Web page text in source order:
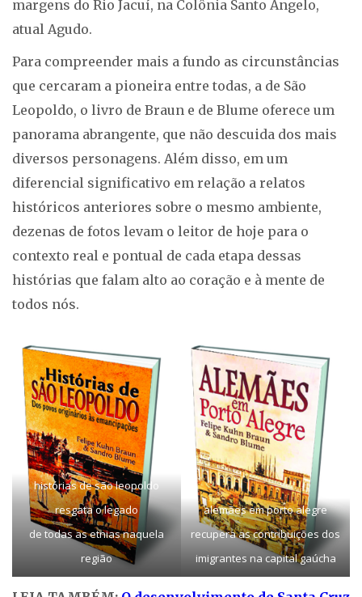
margens do Rio Jacuí, na Colônia Santo Ângelo,
atual Agudo.
Para compreender mais a fundo as circunstâncias
que cercaram a pioneira entre todas, a de São
Leopoldo, o livro de Braun e de Blume oferece um
panorama abrangente, que não descuida dos mais
diversos personagens. Além disso, em um
diferencial significativo em relação a relatos
históricos anteriores sobre o mesmo ambiente,
dezenas de fotos levam o leitor de hoje para o
contexto real e pontual de cada etapa dessas
histórias que falam alto ao coração e à mente de
todos nós.
histórias de são leopoldo
resgata o legado
de todas as etnias naquela
região
alemães em porto alegre
recupera as contribuições dos
imigrantes na capital gaúcha